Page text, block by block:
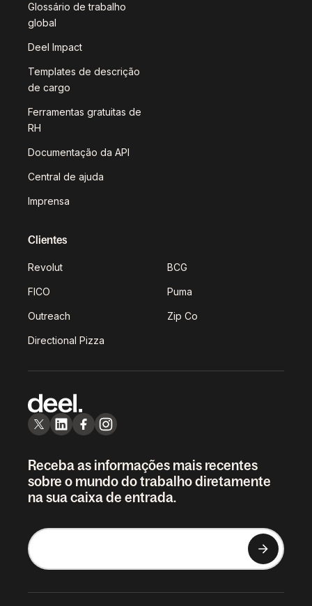
Glossário de trabalho
global
Deel Impact
Templates de descrição
de cargo
Ferramentas gratuitas de
RH
Documentação da API
Central de ajuda
Imprensa
Clientes
Revolut BCG
FICO Puma
Outreach Zip Co
Directional Pizza
Receba as informações mais recentes
sobre o mundo do trabalho diretamente
na sua caixa de entrada.